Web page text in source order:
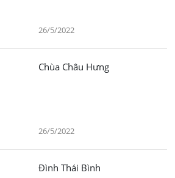
26/5/2022
Chùa Châu Hưng
26/5/2022
Đình Thái Bình